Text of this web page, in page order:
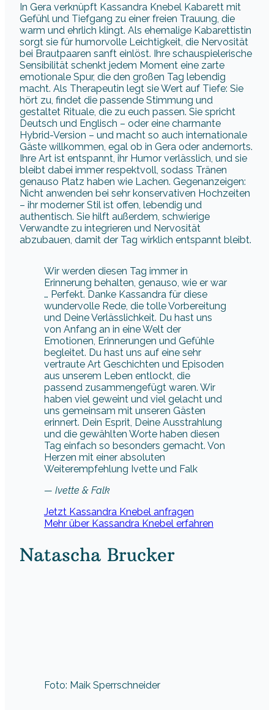
In Gera verknüpft Kassandra Knebel Kabarett mit
Gefühl und Tiefgang zu einer freien Trauung, die
warm und ehrlich klingt. Als ehemalige Kabarettistin
sorgt sie für humorvolle Leichtigkeit, die Nervosität
bei Brautpaaren sanft einlöst. Ihre schauspielerische
Sensibilität schenkt jedem Moment eine zarte
emotionale Spur, die den großen Tag lebendig
macht. Als Therapeutin legt sie Wert auf Tiefe: Sie
hört zu, findet die passende Stimmung und
gestaltet Rituale, die zu euch passen. Sie spricht
Deutsch und Englisch – oder eine charmante
Hybrid-Version – und macht so auch internationale
Gäste willkommen, egal ob in Gera oder andernorts.
Ihre Art ist entspannt, ihr Humor verlässlich, und sie
bleibt dabei immer respektvoll, sodass Tränen
genauso Platz haben wie Lachen. Gegenanzeigen:
Nicht anwenden bei sehr konservativen Hochzeiten
– ihr moderner Stil ist offen, lebendig und
authentisch. Sie hilft außerdem, schwierige
Verwandte zu integrieren und Nervosität
abzubauen, damit der Tag wirklich entspannt bleibt.
Wir werden diesen Tag immer in
Erinnerung behalten, genauso, wie er war
… Perfekt. Danke Kassandra für diese
wundervolle Rede, die tolle Vorbereitung
und Deine Verlässlichkeit. Du hast uns
von Anfang an in eine Welt der
Emotionen, Erinnerungen und Gefühle
begleitet. Du hast uns auf eine sehr
vertraute Art Geschichten und Episoden
aus unserem Leben entlockt, die
passend zusammengefügt waren. Wir
haben viel geweint und viel gelacht und
uns gemeinsam mit unseren Gästen
erinnert. Dein Esprit, Deine Ausstrahlung
und die gewählten Worte haben diesen
Tag einfach so besonders gemacht. Von
Herzen mit einer absoluten
Weiterempfehlung Ivette und Falk
— Ivette & Falk
Jetzt Kassandra Knebel anfragen
Mehr über Kassandra Knebel erfahren
Natascha Brucker
Foto: Maik Sperrschneider